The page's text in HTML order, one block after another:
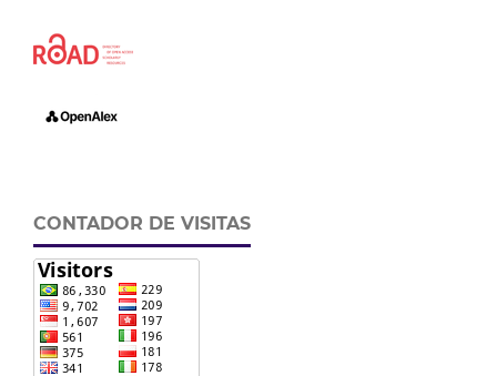
CONTADOR DE VISITAS